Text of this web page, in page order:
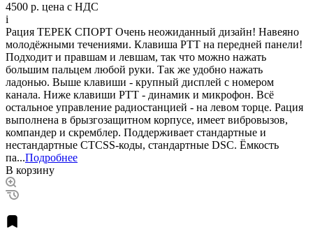
4500 р. цена с НДС
i
Рация ТЕРЕК СПОРТ Очень неожиданный дизайн! Навеяно
молодёжными течениями. Клавиша PTT на передней панели!
Подходит и правшам и левшам, так что можно нажать
большим пальцем любой руки. Так же удобно нажать
ладонью. Выше клавиши - крупный дисплей с номером
канала. Ниже клавиши РТТ - динамик и микрофон. Всё
остальное управление радиостанцией - на левом торце. Рация
выполнена в брызгозащитном корпусе, имеет вибровызов,
компандер и скремблер. Поддерживает стандартные и
нестандартные CTCSS-коды, стандартные DSC. Ёмкость
па...Подробнее
В корзину